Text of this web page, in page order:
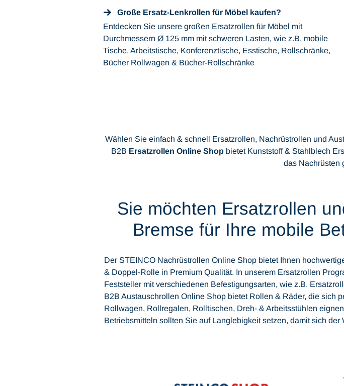
Große Ersatz-Lenkrollen für Möbel kaufen?
Entdecken Sie unsere großen Ersatzrollen für Möbel mit
Durchmessern Ø 125 mm mit schweren Lasten, wie z.B. mobile
Tische, Arbeitstische, Konferenztische, Esstische, Rollschränke,
Bücher Rollwagen & Bücher-Rollschränke
Wählen Sie einfach & schnell Ersatzrollen, Nachrüstrollen und
B2B Ersatzrollen Online Shop bietet Kunststoff & Stahlblech
das Nachrüsten
Sie möchten Ersatzrollen
Bremse für Ihre mobile
Der STEINCO Nachrüstrollen Online Shop bietet Ihnen
& Doppel-Rolle in Premium Qualität. In unserem Ersatzrollen
Feststeller mit verschiedenen Befestigungsarten, wie z.B.
B2B Austauschrollen Online Shop bietet Rollen & Räder, die sich
Rollwagen, Rollregalen, Rolltischen, Dreh- & Arbeitsstühlen
Betriebsmitteln sollten Sie auf Langlebigkeit setzen, damit sich der